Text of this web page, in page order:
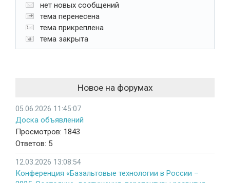
нет новых сообщений
тема перенесена
тема прикреплена
тема закрыта
Новое на форумах
05.06.2026 11:45:07
Доска объявлений
Просмотров: 1843
Ответов: 5
12.03.2026 13:08:54
Конференция «Базальтовые технологии в России –